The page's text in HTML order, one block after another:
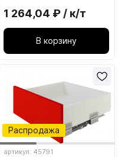
1 264,04 ₽ / к/т
В корзину
Распродажа
артикул: 45791